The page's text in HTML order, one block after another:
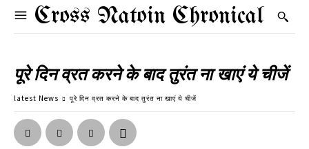
Cross Natoin Chronical
पूरे दिन व्रत करने के बाद तुरंत ना खाएं ये चीजें
latest News पूरे दिन व्रत करने के बाद तुरंत ना खाएं ये चीजें